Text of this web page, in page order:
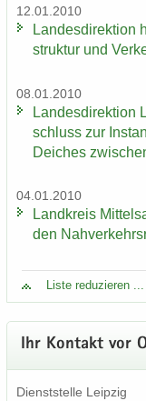
12.01.2010
Lan­des­di­rek­ti­on
struk­tur und
08.01.2010
Lan­des­di­rek­ti­on
schluss zur
Dei­ches
04.01.2010
Land­kreis
den
Liste re­du­zie­ren ...
Ihr Kon­takt vor
Dienst­stel­le Leip­zig